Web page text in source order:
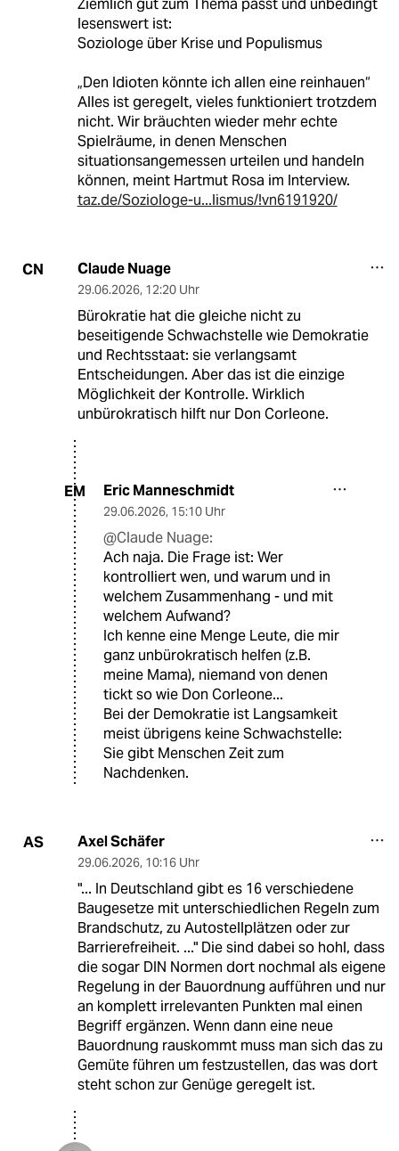
Ziemlich gut zum Thema passt und unbedingt
lesenswert ist:
Soziologe über Krise und Populismus
„Den Idioten könnte ich allen eine reinhauen“
Alles ist geregelt, vieles funktioniert trotzdem
nicht. Wir bräuchten wieder mehr echte
Spielräume, in denen Menschen
situationsangemessen urteilen und handeln
können, meint Hartmut Rosa im Interview.
taz.de/Soziologe-u...lismus/!vn6191920/
CN Claude Nuage
29.06.2026, 12:20 Uhr
Bürokratie hat die gleiche nicht zu
beseitigende Schwachstelle wie Demokratie
und Rechtsstaat: sie verlangsamt
Entscheidungen. Aber das ist die einzige
Möglichkeit der Kontrolle. Wirklich
unbürokratisch hilft nur Don Corleone.
EM Eric Manneschmidt
29.06.2026, 15:10 Uhr
@Claude Nuage:
Ach naja. Die Frage ist: Wer
kontrolliert wen, und warum und in
welchem Zusammenhang - und mit
welchem Aufwand?
Ich kenne eine Menge Leute, die mir
ganz unbürokratisch helfen (z.B.
meine Mama), niemand von denen
tickt so wie Don Corleone...
Bei der Demokratie ist Langsamkeit
meist übrigens keine Schwachstelle:
Sie gibt Menschen Zeit zum
Nachdenken.
AS Axel Schäfer
29.06.2026, 10:16 Uhr
"... In Deutschland gibt es 16 verschiedene
Baugesetze mit unterschiedlichen Regeln zum
Brandschutz, zu Autostellplätzen oder zur
Barrierefreiheit. ..." Die sind dabei so hohl, dass
die sogar DIN Normen dort nochmal als eigene
Regelung in der Bauordnung aufführen und nur
an komplett irrelevanten Punkten mal einen
Begriff ergänzen. Wenn dann eine neue
Bauordnung rauskommt muss man sich das zu
Gemüte führen um festzustellen, das was dort
steht schon zur Genüge geregelt ist.